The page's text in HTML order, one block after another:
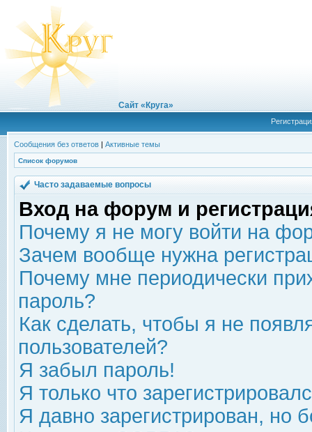
Сайт «Круга»
Сообщения без ответов | Активные темы
Список форумов
Часто задаваемые вопросы
Вход на форум и
Почему я не могу войти на
Зачем вообще нужна
Почему мне периодически
пароль?
Как сделать, чтобы я не
пользователей?
Я забыл пароль!
Я только что
Я давно зарегистрирован, но